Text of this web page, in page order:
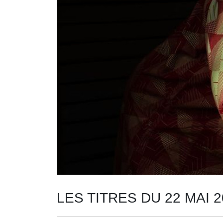
LES TITRES DU 22 MAI